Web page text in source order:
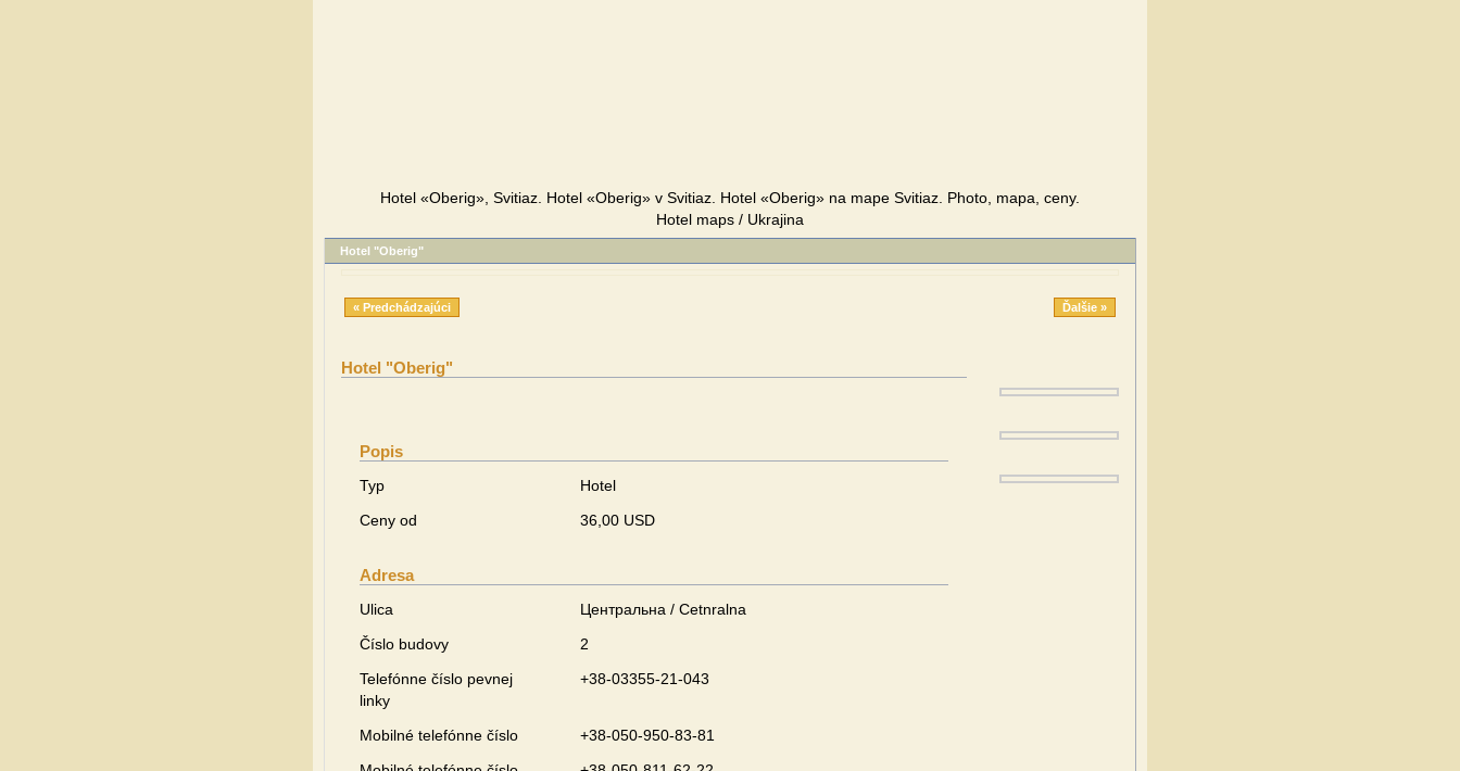
Hotel «Oberig», Svitiaz. Hotel «Oberig» v Svitiaz. Hotel «Oberig» na mape Svitiaz. Photo, mapa, ceny.
Hotel maps / Ukrajina
Hotel "Oberig"
« Predchádzajúci Ďalšie »
Hotel "Oberig"
Popis
Typ
Hotel
Ceny od
36,00 USD
Adresa
Ulica
Центральна / Cetnralna
Číslo budovy
2
Telefónne číslo pevnej
linky
+38-03355-21-043
Mobilné telefónne číslo
+38-050-950-83-81